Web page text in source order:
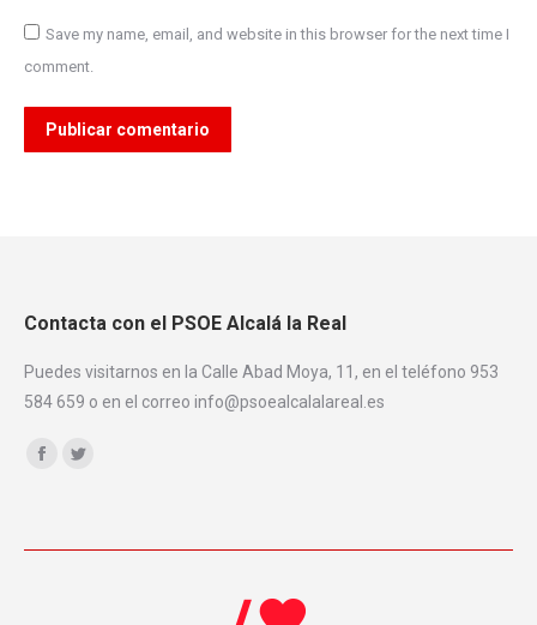
Save my name, email, and website in this browser for the next time I
comment.
Publicar comentario
Contacta con el PSOE Alcalá la Real
Puedes visitarnos en la Calle Abad Moya, 11, en el teléfono 953
584 659 o en el correo info@psoealcalalareal.es
Encuéntranos en: